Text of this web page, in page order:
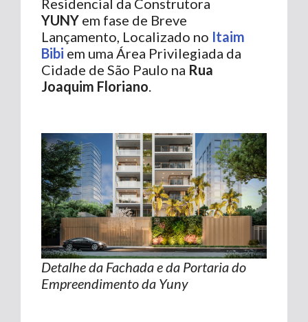
YUNY em fase de Breve
Lançamento, Localizado no Itaim
Bibi em uma Área Privilegiada da
Cidade de São Paulo na Rua
Joaquim Floriano
Detalhe da Fachada e da Portaria do
Empreendimento da Yuny